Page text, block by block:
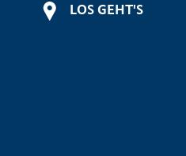
LOS GEHT'S